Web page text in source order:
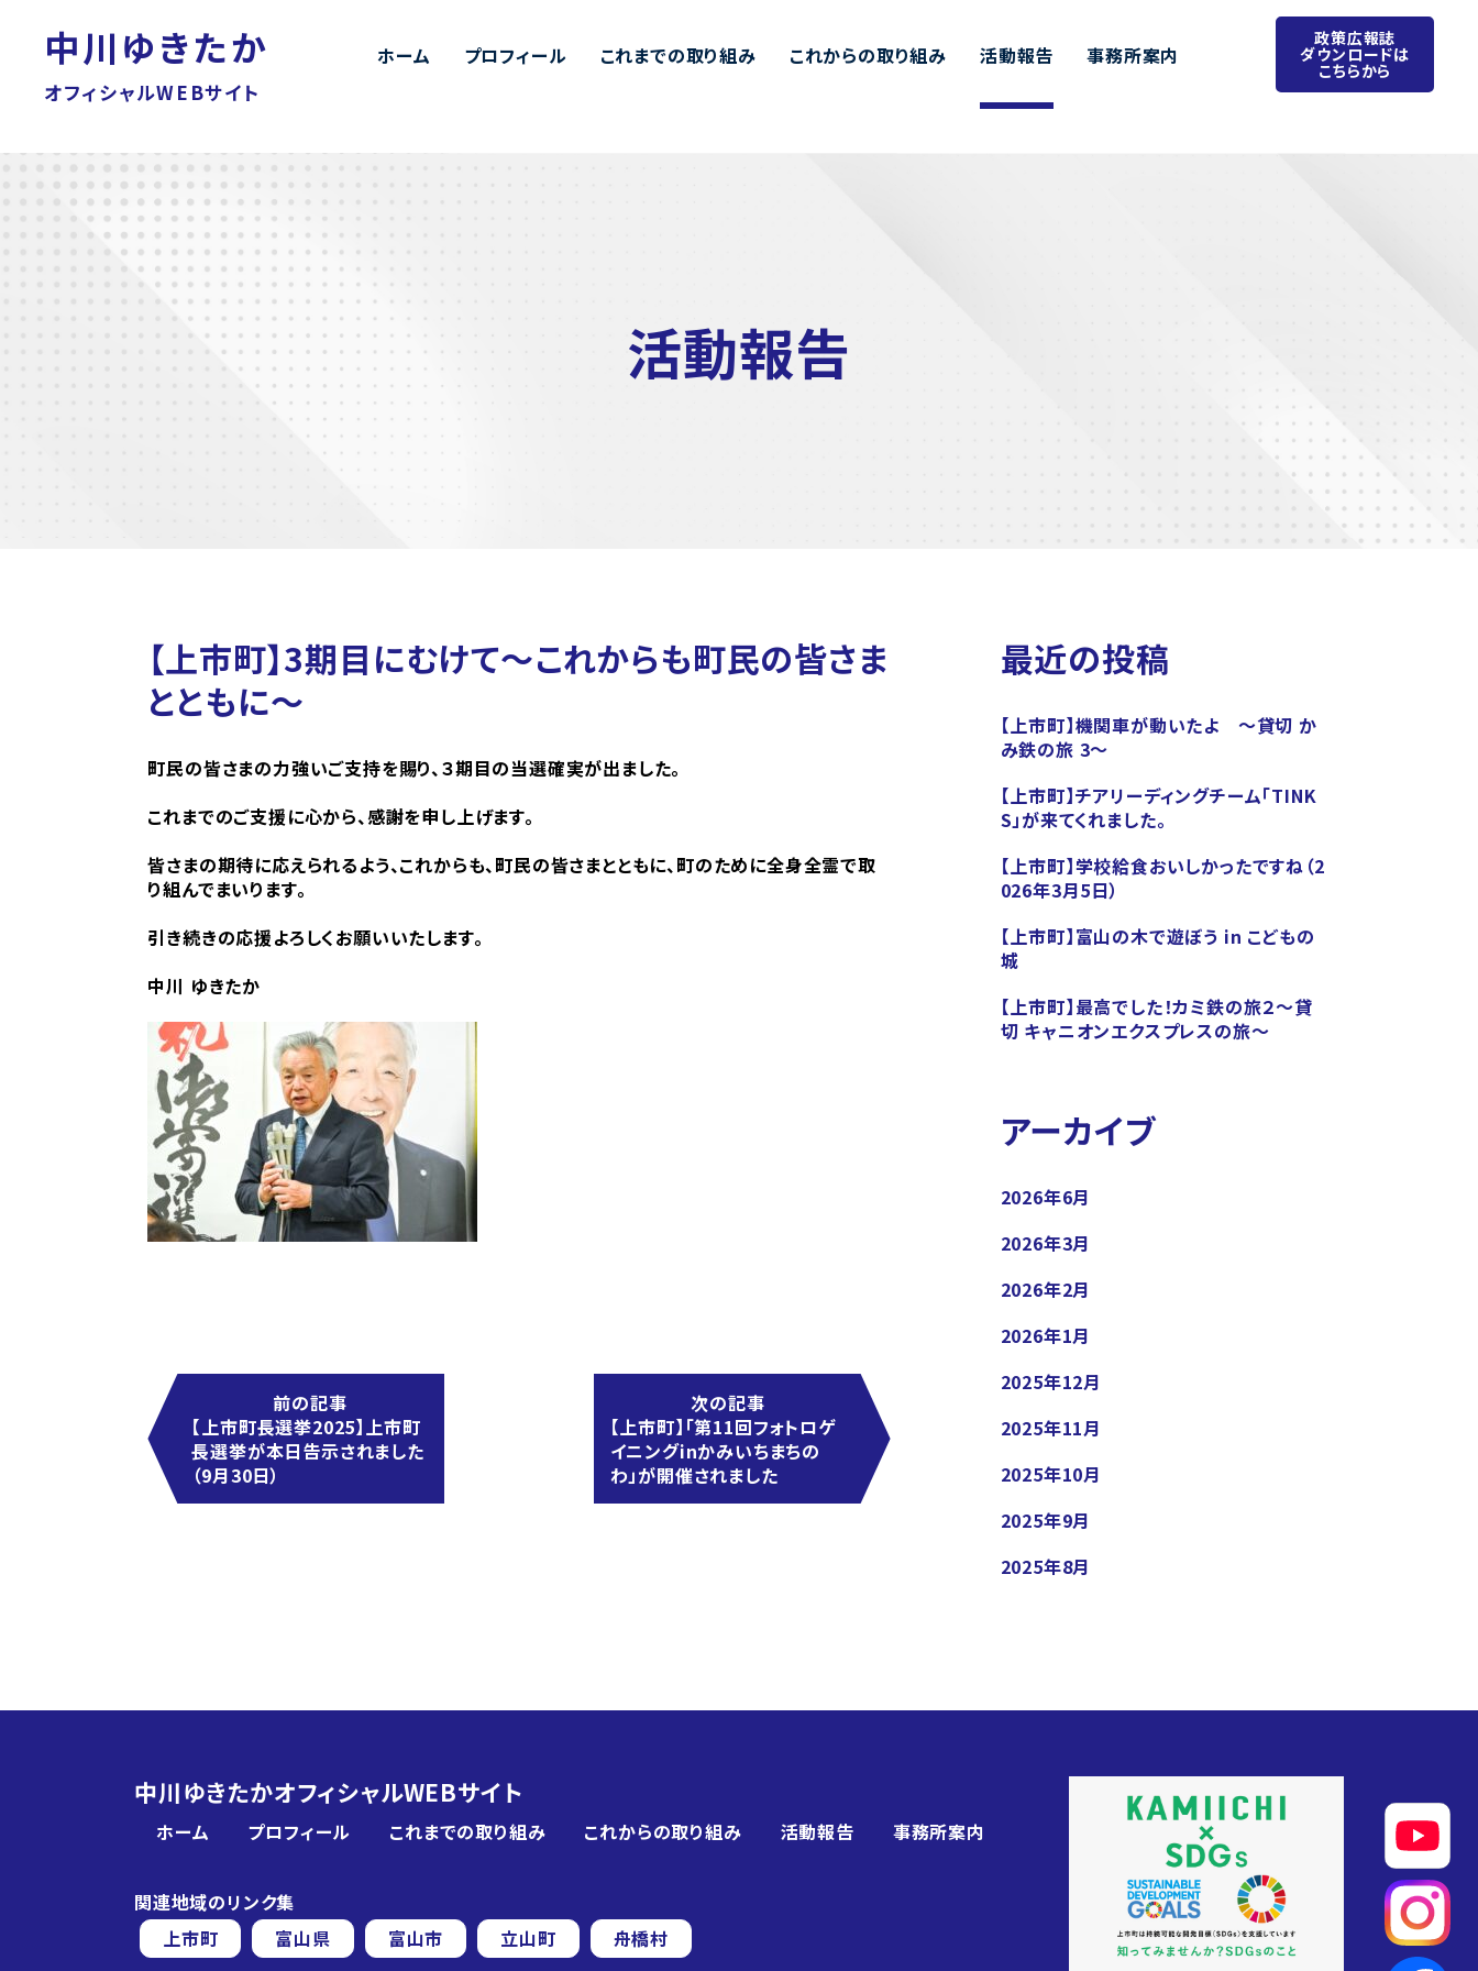
中川ゆきたか
オフィシャルWEBサイト
ホーム プロフィール これまでの取り組み これからの取り組み 活動報告 事務所案内
政策広報誌
ダウンロードは
こちらから
活動報告
【上市町】3期目にむけて～これからも町民の皆さま
とともに～
町民の皆さまの力強いご支持を賜り、３期目の当選確実が出ました。
これまでのご支援に心から、感謝を申し上げます。
皆さまの期待に応えられるよう、これからも、町民の皆さまとともに、町のために全身全霊で取
り組んでまいります。
引き続きの応援よろしくお願いいたします。
中川 ゆきたか
前の記事
【上市町長選挙2025】上市町
長選挙が本日告示されました
（9月30日）
次の記事
【上市町】「第11回フォトロゲ
イニングinかみいちまちの
わ」が開催されました
最近の投稿
【上市町】機関車が動いたよ ～貸切 か
み鉄の旅 3～
【上市町】チアリーディングチーム「TINK
S」が来てくれました。
【上市町】学校給食おいしかったですね（2
026年3月5日）
【上市町】富山の木で遊ぼう in こどもの
城
【上市町】最高でした！カミ鉄の旅２～貸
切 キャニオンエクスプレスの旅～
アーカイブ
2026年6月
2026年3月
2026年2月
2026年1月
2025年12月
2025年11月
2025年10月
2025年9月
2025年8月
中川ゆきたかオフィシャルWEBサイト
ホーム プロフィール これまでの取り組み これからの取り組み 活動報告 事務所案内
関連地域のリンク集
上市町
富山県 富山市 立山町 舟橋村